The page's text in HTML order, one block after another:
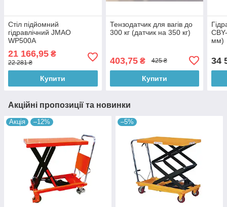
Стіл підйомний
гідравлічний JMAO
WP500A
21 166,95 ₴
22 281 ₴
Купити
Тензодатчик для вагів до
300 кг (датчик на 350 кг)
403,75₴ 425 ₴
Купити
мм)
34
Акційні пропозиції та новинки
Акція –12% –5%